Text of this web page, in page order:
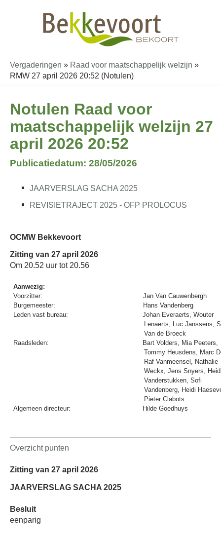
Vergaderingen » Raad voor maatschappelijk welzijn »
RMW 27 april 2026 20:52 (Notulen)
Notulen Raad voor
maatschappelijk welzijn 27
april 2026 20:52
Publicatiedatum: 28/05/2026
JAARVERSLAG SACHA 2025
REVISIETRAJECT 2025 - OFP PROLOCUS
OCMW Bekkevoort
Zitting van 27 april 2026
Om 20.52 uur tot 20.56
Aanwezig:
Voorzitter:
Jan Van Cauwenbergh
Burgemeester:
Hans Vandenberg
Leden vast bureau:
Johan Everaerts, Wouter
Lenaerts, Luc Janssens,
Van de Broeck
Raadsleden:
Bart Volders, Mia Peeters,
Tommy Heusdens, Marc
Raf Vanmeensel, Nathalie
Weckx, Jens Snyers,
Vanderstukken, Sofi
Vandenberg, Heidi
Pieter Clabots
Algemeen directeur:
Hilde Goedhuys
Overzicht punten
Zitting van 27 april 2026
JAARVERSLAG SACHA 2025
Besluit
eenparig